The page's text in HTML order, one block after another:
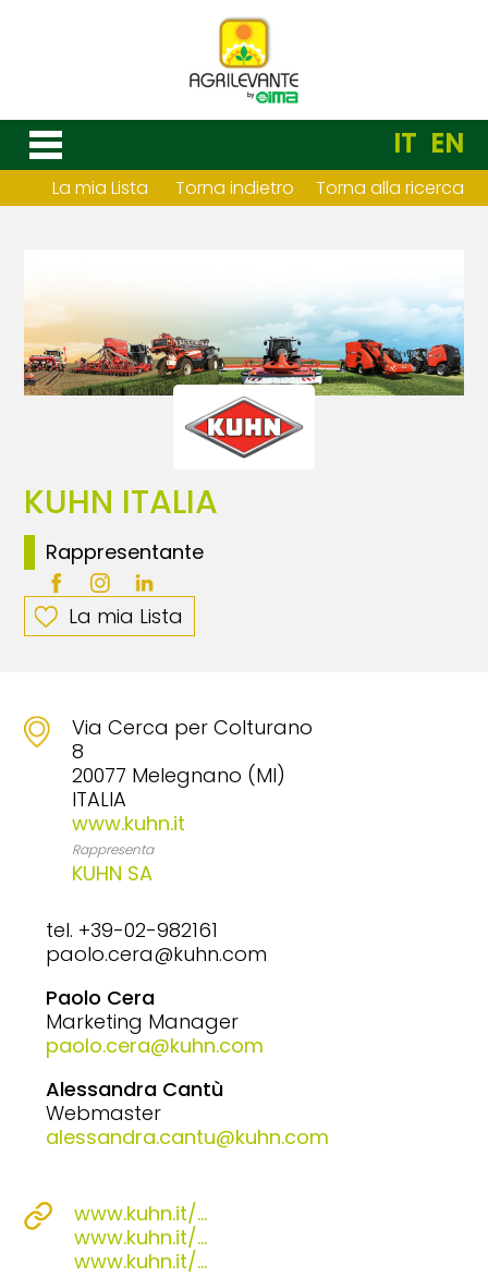
IT EN
La mia Lista Torna indietro Torna alla ricerca
KUHN ITALIA
Rappresentante
La mia Lista
Via Cerca per Colturano
8
20077 Melegnano (MI)
ITALIA
www.kuhn.it
Rappresenta
KUHN SA
tel. +39-02-982161
paolo.cera@kuhn.com
Paolo Cera
Marketing Manager
paolo.cera@kuhn.com
Alessandra Cantù
Webmaster
alessandra.cantu@kuhn.com
www.kuhn.it/...
www.kuhn.it/...
www.kuhn.it/...